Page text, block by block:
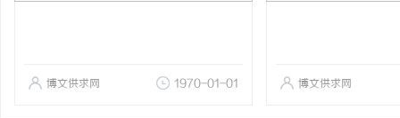
博文供求网 1970-01-01 博文供求网